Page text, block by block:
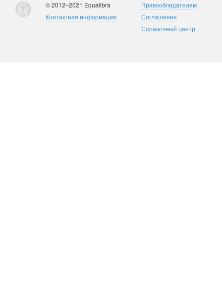
© 2012–2021 Equalibra
Контактная информация
Правообладателям
Соглашение
Справочный центр